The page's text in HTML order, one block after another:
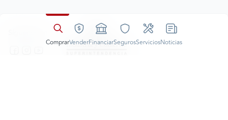
ComprarVenderFinanciarSegurosServiciosNoticias